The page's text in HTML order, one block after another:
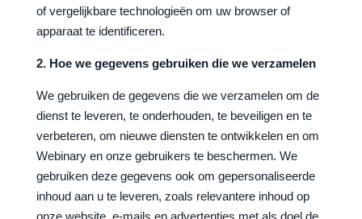
of vergelijkbare technologieën om uw browser of
apparaat te identificeren.
2. Hoe we gegevens gebruiken die we verzamelen
We gebruiken de gegevens die we verzamelen om de
dienst te leveren, te onderhouden, te beveiligen en te
verbeteren, om nieuwe diensten te ontwikkelen en om
Webinary en onze gebruikers te beschermen. We
gebruiken deze gegevens ook om gepersonaliseerde
inhoud aan u te leveren, zoals relevantere inhoud op
onze website, e-mails en advertenties met als doel de